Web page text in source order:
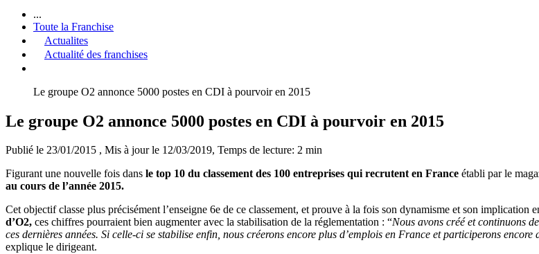
...
Toute la Franchise
Actualites
Actualité des franchises
Le groupe O2 annonce 5000 postes en CDI à pourvoir en 2015
Le groupe O2 annonce 5000 postes en CDI à pourvoir en 2015
Publié le 23/01/2015 , Mis à jour le 12/03/2019, Temps de lecture: 2 min
Figurant une nouvelle fois dans le top 10 du classement des 100 entreprises qui recrutent en France établi par le
au cours de l’année 2015.
Cet objectif classe plus précisément l’enseigne 6e de ce classement, et prouve à la fois son dynamisme et son implication
d’O2, ces chiffres pourraient bien augmenter avec la stabilisation de la réglementation : “Nous avons créé et continuons
ces dernières années. Si celle-ci se stabilise enfin, nous créerons encore plus d’emplois en France et participerons
explique le dirigeant.